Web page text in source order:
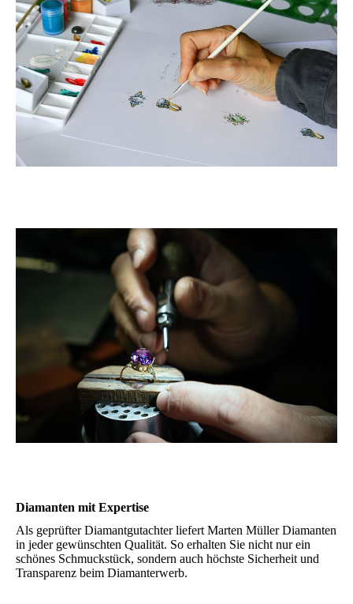
Diamanten mit Expertise
Als geprüfter Diamantgutachter liefert Marten Müller Diamanten
in jeder gewünschten Qualität. So erhalten Sie nicht nur ein
schönes Schmuckstück, sondern auch höchste Sicherheit und
Transparenz beim Diamanterwerb.